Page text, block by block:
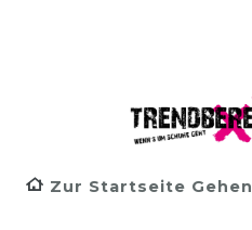
Zur Startseite Gehen